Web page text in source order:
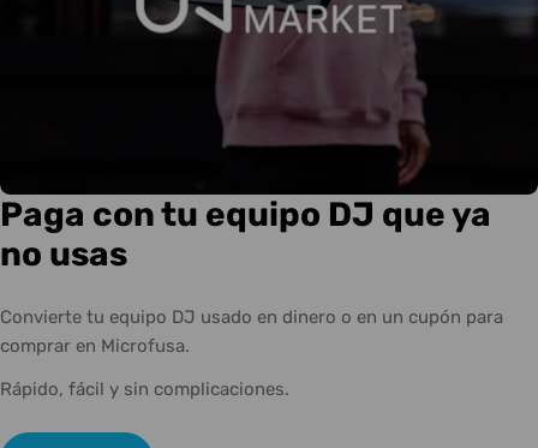
Paga con tu equipo DJ que ya
no usas
Convierte tu equipo DJ usado en dinero o en un cupón para
comprar en Microfusa.
Rápido, fácil y sin complicaciones.